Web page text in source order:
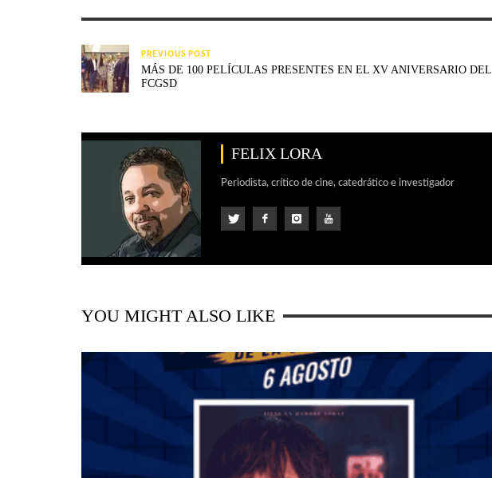
PREVIOUS POST
MÁS DE 100 PELÍCULAS PRESENTES EN EL XV ANIVERSARIO DEL
FCGSD
FELIX LORA
Periodista, crítico de cine, catedrático e investigador
YOU MIGHT ALSO LIKE